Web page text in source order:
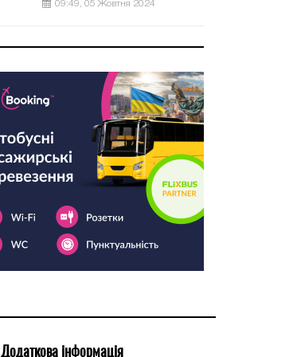
09:49, 05 Жовтня 2024
Додаткова інформація